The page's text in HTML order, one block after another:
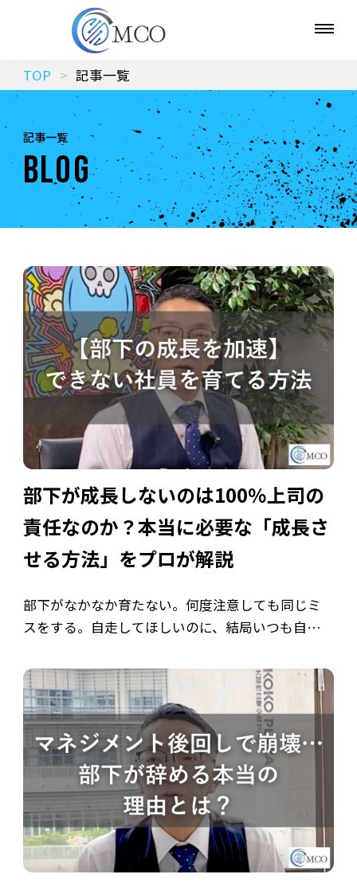
TOP 記事一覧
記事一覧
BLOG
部下が成長しないのは100％上司の
責任なのか？本当に必要な「成長さ
せる方法」をプロが解説
部下がなかなか育たない。何度注意しても同じミ
スをする。自走してほしいのに、結局いつも自分が
みは、実は「正しい育成方法を知らない」ことが
原因であるケースがほとんどです。 本記事 […]